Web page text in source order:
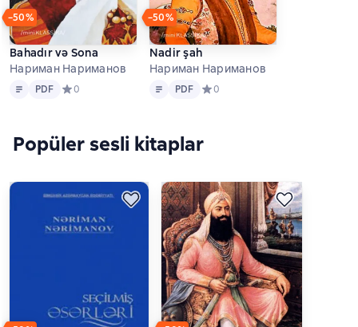
−50%
Bahadır və Sona
Нариман Нариманов
Metin PDF
PDF Средний рейтинг 0 на основе 0 оценок
0
−50%
Nadir şah
Нариман Нариманов
Metin PDF
PDF Средний рейтинг 0 на основе 0
0
Popüler sesli kitaplar